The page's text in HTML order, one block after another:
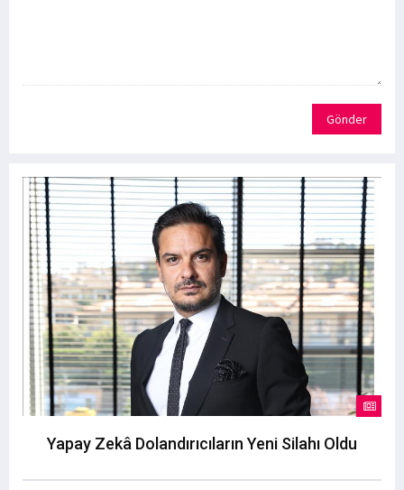
Gönder
Yapay Zekâ Dolandırıcıların Yeni Silahı Oldu